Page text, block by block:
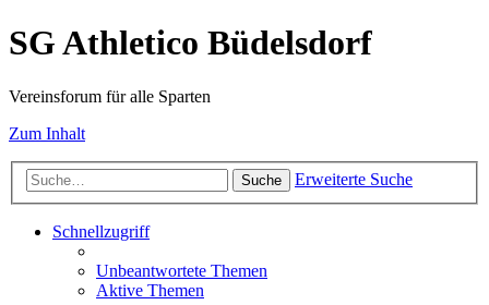
SG Athletico Büdelsdorf
Vereinsforum für alle Sparten
Zum Inhalt
Suche Erweiterte Suche
Schnellzugriff
Unbeantwortete Themen
Aktive Themen